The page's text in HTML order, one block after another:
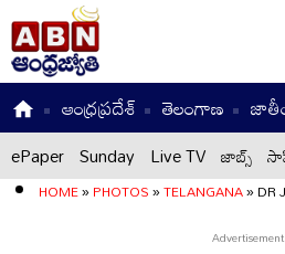
ఆంధ్రప్రదేశ్ తెలంగాణ
ePaper Sunday Live TV జాబ్స్
HOME»PHOTOS»TELANGANA»DR